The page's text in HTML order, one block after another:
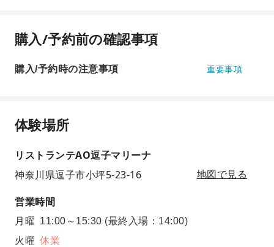
購入/予約前の確認事項
購入/予約時の注意事項 重要事項
体験場所
リストランテAO逗子マリーナ
神奈川県逗子市小坪5-23-16
地図で見る
営業時間
月曜 11:00～15:30 (最終入場：14:00)
火曜 休業